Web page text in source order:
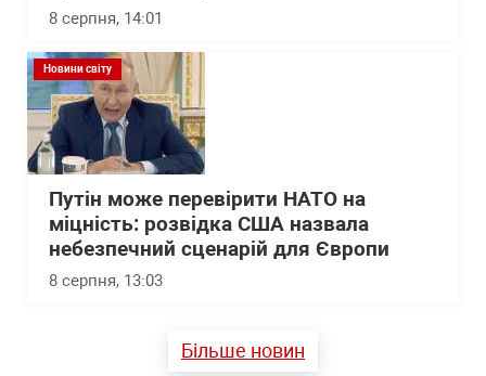
8 серпня, 14:01
Новини світу
Путін може перевірити НАТО на
міцність: розвідка США назвала
небезпечний сценарій для Європи
8 серпня, 13:03
Більше новин